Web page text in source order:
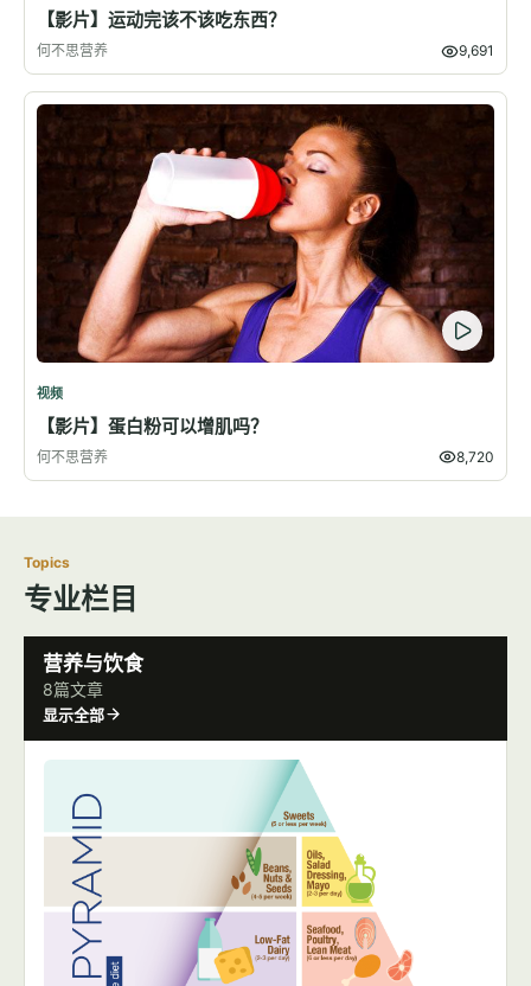
【影片】运动完该不该吃东西？
何不思营养 9,691
视频
【影片】蛋白粉可以增肌吗？
何不思营养 8,720
Topics
专业栏目
营养与饮食
8篇文章
显示全部